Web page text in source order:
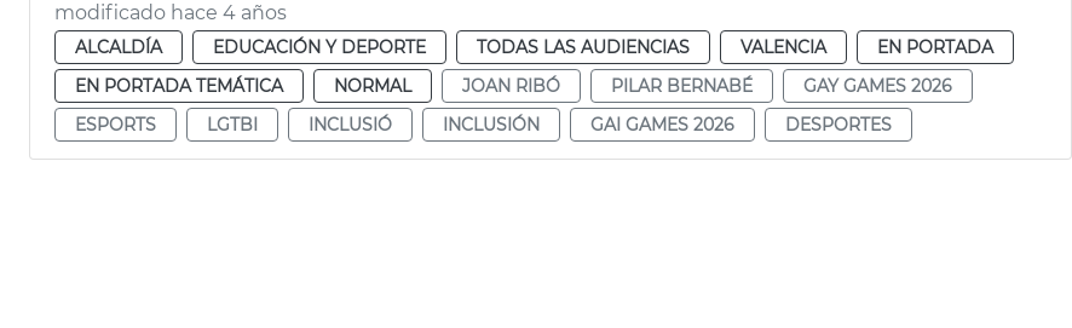
modificado hace 4 años
ALCALDÍA EDUCACIÓN Y DEPORTE TODAS LAS AUDIENCIAS VALENCIA
EN PORTADA
EN PORTADA TEMÁTICA
NORMAL JOAN RIBÓ PILAR BERNABÉ
GAY GAMES 2026
ESPORTS
LGTBI INCLUSIÓ INCLUSIÓN GAI GAMES 2026 DESPORTES